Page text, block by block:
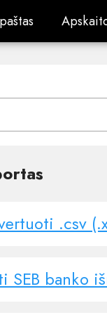
.csv
SEB banko